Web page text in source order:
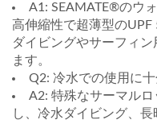
A1: SEAMATE®のウ
高伸縮性で超薄型の
ダイビングやサーフィ
ます。
Q2: 冷水での使用に
A2: 特殊なサーマル
し、冷水ダイビング、